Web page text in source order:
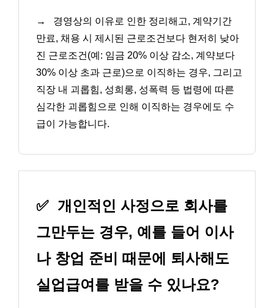
→
경영상의 이유로 인한 정리해고, 계약기간
만료, 채용 시 제시된 근로조건보다 현저히 낮아
진 근로조건(예: 임금 20% 이상 감소, 계약보다
30% 이상 초과 근로)으로 이직하는 경우, 그리고
직장 내 괴롭힘, 성희롱, 성폭력 등 법령에 따른
심각한 괴롭힘으로 인해 이직하는 경우에도 수
급이 가능합니다.
✅ 개인적인 사정으로 회사를
그만두는 경우, 예를 들어 이사
나 창업 준비 때문에 퇴사해도
실업급여를 받을 수 있나요?